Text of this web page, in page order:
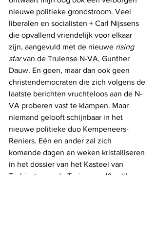
nieuwe politieke grondstroom. Veel
liberalen en socialisten + Carl Nijssens
die opvallend vriendelijk voor elkaar
zijn, aangevuld met de nieuwe rising
star van de Truiense N-VA, Gunther
Dauw. En geen, maar dan ook geen
christendemocraten die zich volgens de
laatste berichten vruchteloos aan de N-
VA proberen vast te klampen. Maar
niemand gelooft schijnbaar in het
nieuwe politieke duo Kempeneers-
Reniers. Eén en ander zal zich
komende dagen en weken kristalliseren
in het dossier van het Kasteel van
Terbiest waar de Truiense cd&v stilaan